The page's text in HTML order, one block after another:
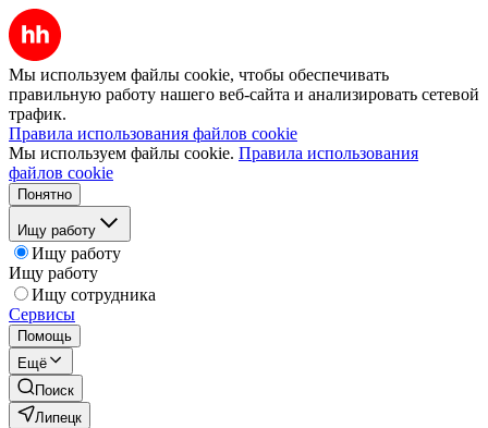
Мы используем файлы cookie, чтобы обеспечивать
правильную работу нашего веб-сайта и анализировать сетевой
трафик.
Правила использования файлов cookie
Мы используем файлы cookie. Правила использования
файлов cookie
Понятно
Ищу работу
Ищу работу
Ищу работу
Ищу сотрудника
Сервисы
Помощь
Ещё
Поиск
Липецк